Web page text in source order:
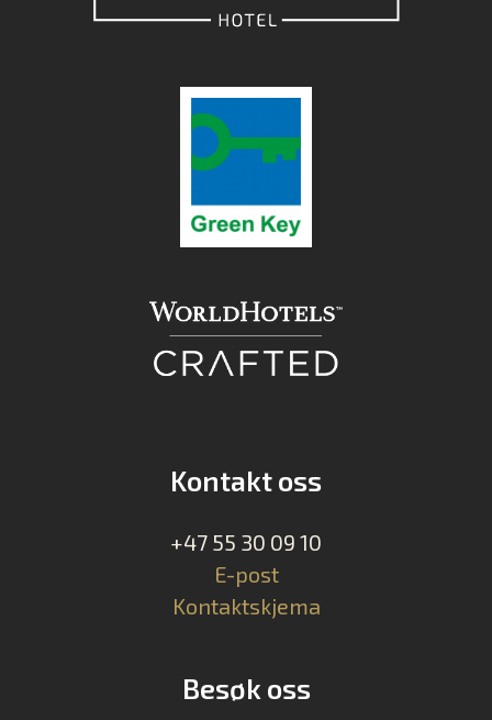
Kontakt oss
+47 55 30 09 10
E-post
Kontaktskjema
Besøk oss